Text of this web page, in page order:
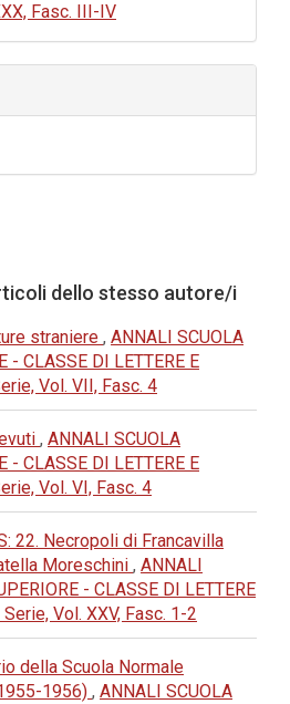
Fasc. III-IV
dello stesso autore/i
straniere , ANNALI SCUOLA
- CLASSE DI LETTERE E
Vol. VII, Fasc. 4
, ANNALI SCUOLA
- CLASSE DI LETTERE E
Vol. VI, Fasc. 4
22. Necropoli di Francavilla
Moreschini , ANNALI
- CLASSE DI LETTERE
Vol. XXV, Fasc. 1-2
della Scuola Normale
1956) , ANNALI SCUOLA